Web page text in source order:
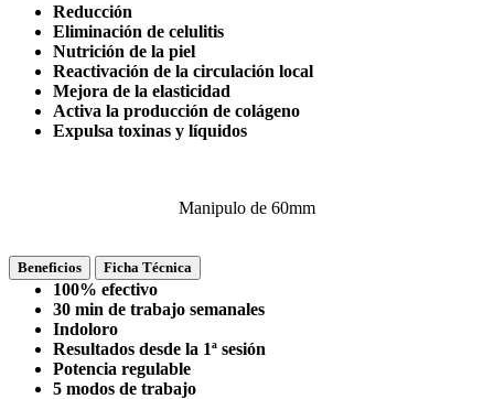
Reducción
Eliminación de celulitis
Nutrición de la piel
Reactivación de la circulación local
Mejora de la elasticidad
Activa la producción de colágeno
Expulsa toxinas y líquidos
Manipulo de 60mm
Beneficios Ficha Técnica
100% efectivo
30 min de trabajo semanales
Indoloro
Resultados desde la 1ª sesión
Potencia regulable
5 modos de trabajo